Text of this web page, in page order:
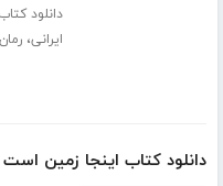
دانلود
ایرانی،
دانلود کتاب اینجا زمین است